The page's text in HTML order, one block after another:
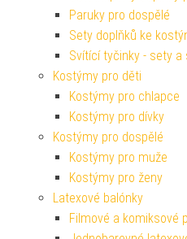
Paruky pro dospělé
Sety doplňků ke
Svítící tyčinky - sety a
Kostýmy pro děti
Kostýmy pro chlapce
Kostýmy pro dívky
Kostýmy pro dospělé
Kostýmy pro muže
Kostýmy pro ženy
Latexové balónky
Filmové a komiksové